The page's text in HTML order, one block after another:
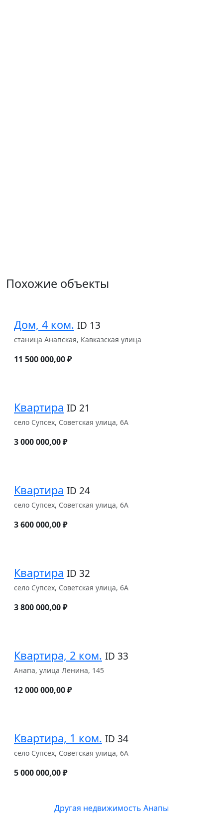
Похожие объекты
Дом, 4 ком. ID 13
станица Анапская, Кавказская улица
11 500 000,00 ₽
Квартира ID 21
село Супсех, Советская улица, 6А
3 000 000,00 ₽
Квартира ID 24
село Супсех, Советская улица, 6А
3 600 000,00 ₽
Квартира ID 32
село Супсех, Советская улица, 6А
3 800 000,00 ₽
Квартира, 2 ком. ID 33
Анапа, улица Ленина, 145
12 000 000,00 ₽
Квартира, 1 ком. ID 34
село Супсех, Советская улица, 6А
5 000 000,00 ₽
Другая недвижимость Анапы